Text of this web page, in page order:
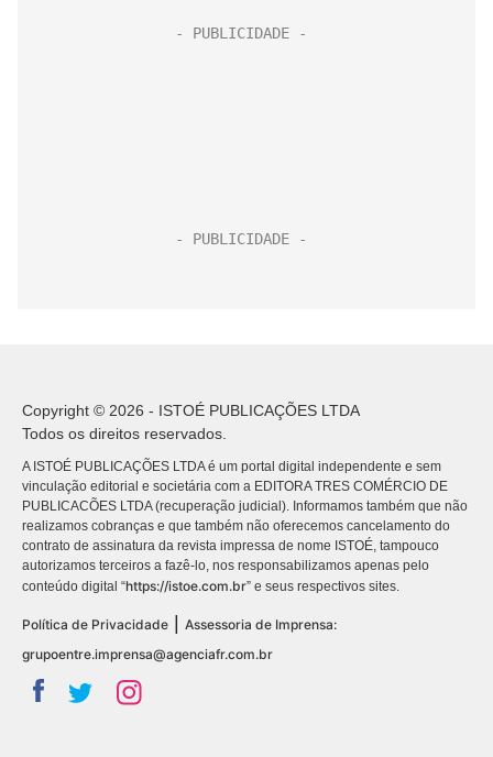
Copyright © 2026 - ISTOÉ PUBLICAÇÕES LTDA
Todos os direitos reservados.
A ISTOÉ PUBLICAÇÕES LTDA é um portal digital independente e sem
vinculação editorial e societária com a EDITORA TRES COMÉRCIO DE
PUBLICACÕES LTDA (recuperação judicial). Informamos também que não
realizamos cobranças e que também não oferecemos cancelamento do
contrato de assinatura da revista impressa de nome ISTOÉ, tampouco
autorizamos terceiros a fazê-lo, nos responsabilizamos apenas pelo
conteúdo digital “https://istoe.com.br” e seus respectivos sites.
Política de Privacidade
Assessoria de Imprensa:
grupoentre.imprensa@agenciafr.com.br